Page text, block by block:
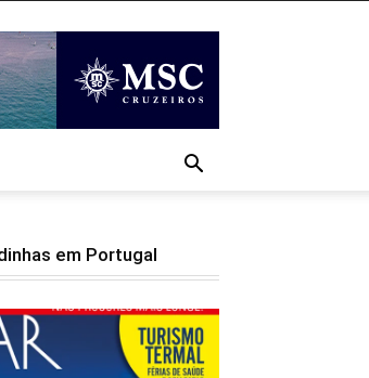
em Portugal